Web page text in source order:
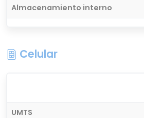
Almacenamiento interno
Celular
UMTS